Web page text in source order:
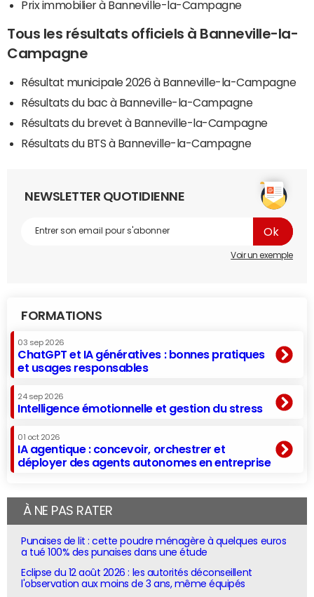
Prix immobilier à Banneville-la-Campagne
Tous les résultats officiels à Banneville-la-
Campagne
Résultat municipale 2026 à Banneville-la-Campagne
Résultats du bac à Banneville-la-Campagne
Résultats du brevet à Banneville-la-Campagne
Résultats du BTS à Banneville-la-Campagne
NEWSLETTER QUOTIDIENNE
Voir un exemple
FORMATIONS
03 sep 2026
ChatGPT et IA génératives : bonnes pratiques
et usages responsables
24 sep 2026
Intelligence émotionnelle et gestion du stress
01 oct 2026
IA agentique : concevoir, orchestrer et
déployer des agents autonomes en entreprise
À NE PAS RATER
Punaises de lit : cette poudre ménagère à quelques euros
a tué 100% des punaises dans une étude
Eclipse du 12 août 2026 : les autorités déconseillent
l'observation aux moins de 3 ans, même équipés